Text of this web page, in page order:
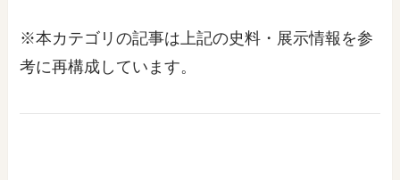
※本カテゴリの記事は上記の史料・展示情報を参
考に再構成しています。